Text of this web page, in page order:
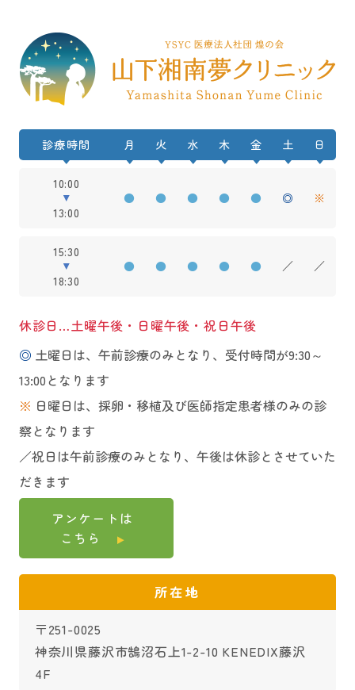
診療時間 月 火 水 木 金 土 日
10:00
13:00
● ● ● ● ● ◎ ※
15:30
18:30
● ● ● ● ● ／ ／
休診日…土曜午後・日曜午後・祝日午後
◎ 土曜日は、午前診療のみとなり、受付時間が9:30～
13:00となります
※ 日曜日は、採卵・移植及び医師指定患者様のみの診
察となります
／祝日は午前診療のみとなり、午後は休診とさせていた
だきます
アンケートは
こちら
所在地
〒251-0025
神奈川県藤沢市鵠沼石上1-2-10 KENEDIX藤沢
4F